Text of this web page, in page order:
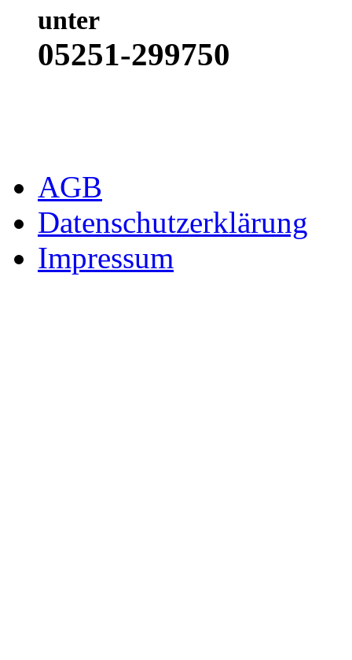
unter
05251-299750
AGB
Datenschutzerklärung
Impressum